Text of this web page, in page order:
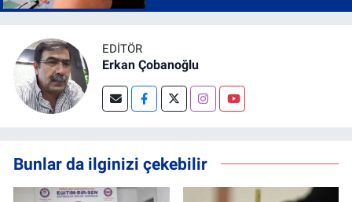
EDITÖR
Erkan Çobanoğlu
Bunlar da ilginizi çekebilir